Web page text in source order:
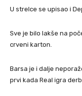
U strelce se upisao i
Sve je bilo lakše na
crveni karton.
Barsa je i dalje
prvi kada Real igra